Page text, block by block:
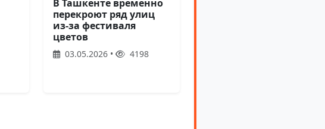
В Ташкенте временно
перекроют ряд улиц
из-за фестиваля
цветов
03.05.2026 • 4198